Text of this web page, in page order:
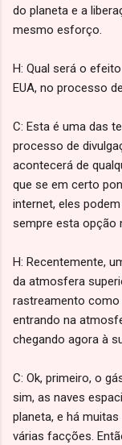
do planeta e a
mesmo esforço.
H: Qual será o
EUA, no processo
C: Esta é uma das
processo de
acontecerá de
que se em certo
internet, eles
sempre esta opção
H: Recentemente,
da atmosfera
rastreamento como
entrando na
chegando agora à
C: Ok, primeiro, o
sim, as naves
planeta, e há
várias facções.